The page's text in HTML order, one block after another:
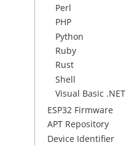
Perl
PHP
Python
Ruby
Rust
Shell
Visual Basic .NET
ESP32 Firmware
APT Repository
Device Identifier